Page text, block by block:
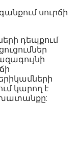
սուրճի
դեպքում
կարող է